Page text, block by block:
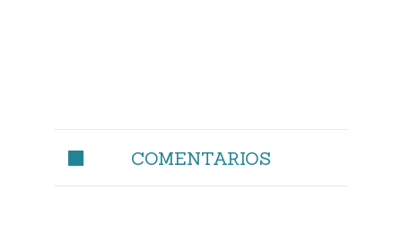
COMENTARIOS